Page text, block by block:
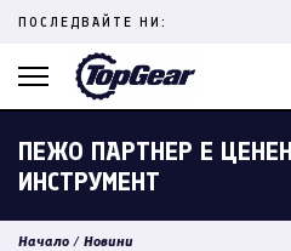
Skip
content
ПОСЛЕДВАЙТЕ НИ:
ПЕЖО ПАРТНЕР Е
ИНСТРУМЕНТ
Начало / Новини